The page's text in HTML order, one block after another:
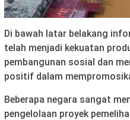
Di bawah latar belakang
telah menjadi kekuatan
pembangunan sosial dan
positif dalam
Beberapa negara sangat
pengelolaan proyek